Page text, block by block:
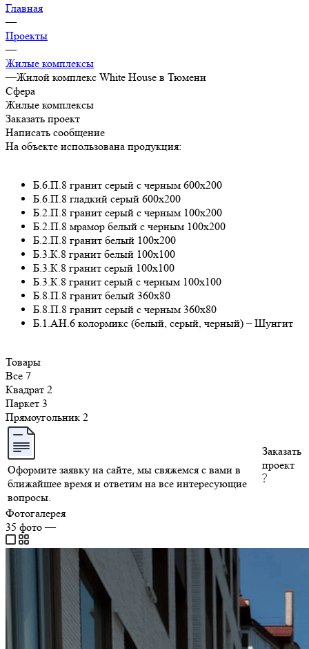
Главная
—
Проекты
—
Жилые комплексы
—Жилой комплекс White House в Тюмени
Сфера
Жилые комплексы
Заказать проект
Написать сообщение
На объекте использована продукция:
Б.6.П.8 гранит серый с черным 600х200
Б.6.П.8 гладкий серый 600х200
Б.2.П.8 гранит серый с черным 100х200
Б.2.П.8 мрамор белый с черным 100х200
Б.2.П.8 гранит белый 100х200
Б.3.К.8 гранит белый 100х100
Б.3.К.8 гранит серый 100х100
Б.3.К.8 гранит серый с черным 100х100
Б.8.П.8 гранит белый 360х80
Б.8.П.8 гранит серый с черным 360х80
Б.1.АН.6 колормикс (белый, серый, черный) – Шунгит
Товары
Все 7
Квадрат 2
Паркет 3
Прямоугольник 2
Оформите заявку на сайте, мы свяжемся с вами в
ближайшее время и ответим на все интересующие
вопросы.
Заказать
проект
Фотогалерея
35 фото—